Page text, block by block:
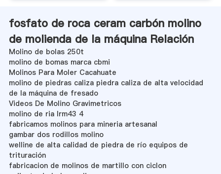
fosfato de roca ceram carbón molino
de molienda de la máquina Relación
Molino de bolas 250t
molino de bomas marca cbmi
Molinos Para Moler Cacahuate
molino de piedras caliza piedra caliza de alta velocidad
de la máquina de fresado
Videos De Molino Gravimetricos
molino de ria lrm43 4
fabricamos molinos para mineria artesanal
gambar dos rodillos molino
welline de alta calidad de piedra de río equipos de
trituración
fabricacion de molinos de martillo con ciclon